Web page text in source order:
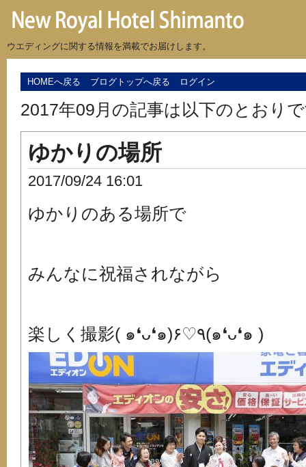
ウエディングに関する情報を満載でお届けします。
HOMEへ戻る ブログトップへ戻る ログイン
2017年09月の記事は以下のとおり
ゆかりの場所
2017/09/24 16:01
ゆかりのある場所で
みんなに祝福されながら
楽しく撮影( ๑❛ᴗ❛๑)۶♡٩(๑❛ᴗ❛๑ )